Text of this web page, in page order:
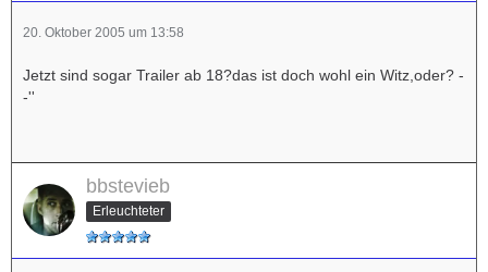
20. Oktober 2005 um 13:58
Jetzt sind sogar Trailer ab 18?das ist doch wohl ein Witz,oder? -
-''
bbstevieb
Erleuchteter